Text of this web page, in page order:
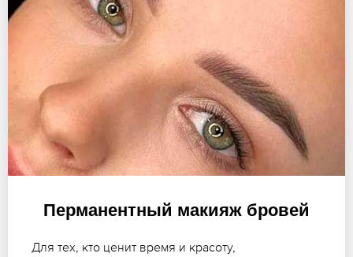
Перманентный макияж бровей
Для тех, кто ценит время и красоту,